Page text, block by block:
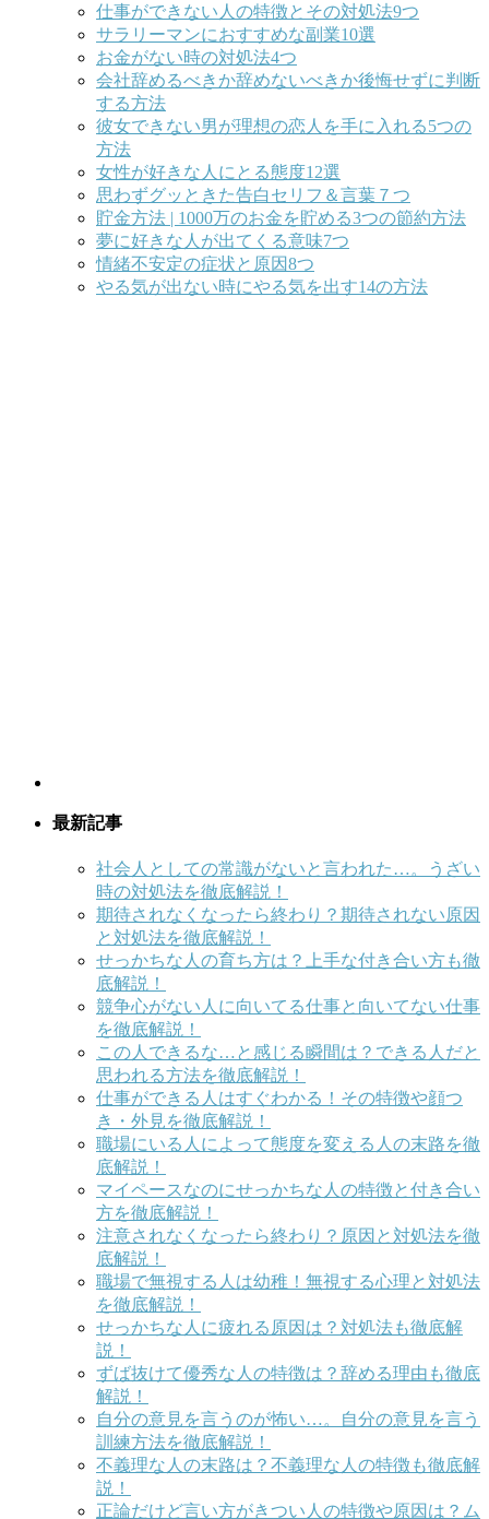
仕事ができない人の特徴とその対処法9つ
サラリーマンにおすすめな副業10選
お金がない時の対処法4つ
会社辞めるべきか辞めないべきか後悔せずに判断
する方法
彼女できない男が理想の恋人を手に入れる5つの
方法
女性が好きな人にとる態度12選
思わずグッときた告白セリフ＆言葉７つ
貯金方法 | 1000万のお金を貯める3つの節約方法
夢に好きな人が出てくる意味7つ
情緒不安定の症状と原因8つ
やる気が出ない時にやる気を出す14の方法
最新記事
社会人としての常識がないと言われた…。うざい
時の対処法を徹底解説！
期待されなくなったら終わり？期待されない原因
と対処法を徹底解説！
せっかちな人の育ち方は？上手な付き合い方も徹
底解説！
競争心がない人に向いてる仕事と向いてない仕事
を徹底解説！
この人できるな…と感じる瞬間は？できる人だと
思われる方法を徹底解説！
仕事ができる人はすぐわかる！その特徴や顔つ
き・外見を徹底解説！
職場にいる人によって態度を変える人の末路を徹
底解説！
マイペースなのにせっかちな人の特徴と付き合い
方を徹底解説！
注意されなくなったら終わり？原因と対処法を徹
底解説！
職場で無視する人は幼稚！無視する心理と対処法
を徹底解説！
せっかちな人に疲れる原因は？対処法も徹底解
説！
ずば抜けて優秀な人の特徴は？辞める理由も徹底
解説！
自分の意見を言うのが怖い…。自分の意見を言う
訓練方法を徹底解説！
不義理な人の末路は？不義理な人の特徴も徹底解
説！
正論だけど言い方がきつい人の特徴や原因は？ム